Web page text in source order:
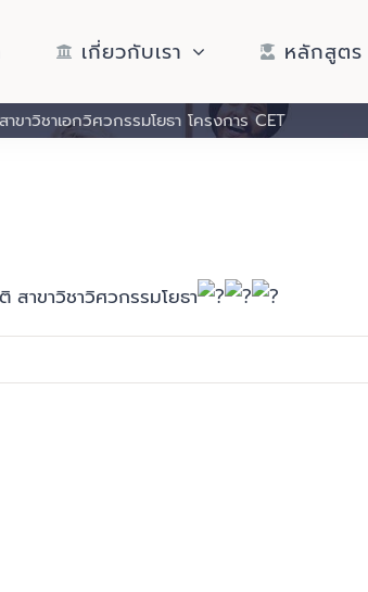
เกี่ยวกับเรา หลักสูตร
วิชาเอกวิศวกรรมโยธา โครงการ CET
าขาวิชาวิศวกรรมโยธา